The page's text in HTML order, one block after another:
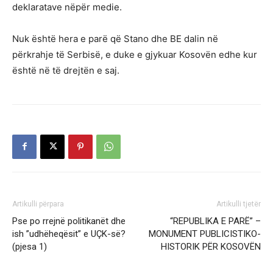
deklaratave nëpër medie.
Nuk është hera e parë që Stano dhe BE dalin në
përkrahje të Serbisë, e duke e gjykuar Kosovën edhe kur
është në të drejtën e saj.
Artikulli përpara
Pse po rrejnë politikanët dhe
ish ”udhëheqësit” e UÇK-së?
(pjesa 1)
Artikulli tjetër
“REPUBLIKA E PARЁ” –
MONUMENT PUBLICISTIKO-
HISTORIK PЁR KOSOVЁN